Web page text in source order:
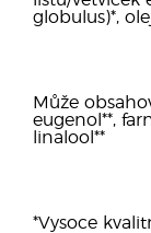
globulus)*,
Může
eugenol**,
linalool**
*Vysoce